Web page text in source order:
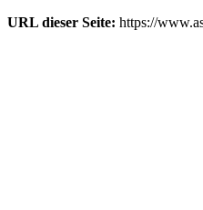
URL dieser Seite: https://